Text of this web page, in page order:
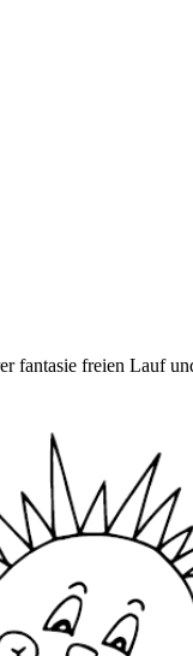
fantasie freien Lauf